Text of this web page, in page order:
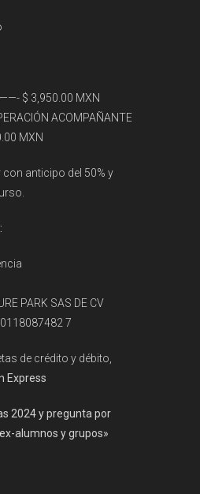
$ 3,950.00 MXN
ACOMPAÑANTE
MXN
anticipo del 50% y
PARK SAS DE CV
7
de crédito y débito,
Express
2024 y pregunta por
alumnos y grupos»